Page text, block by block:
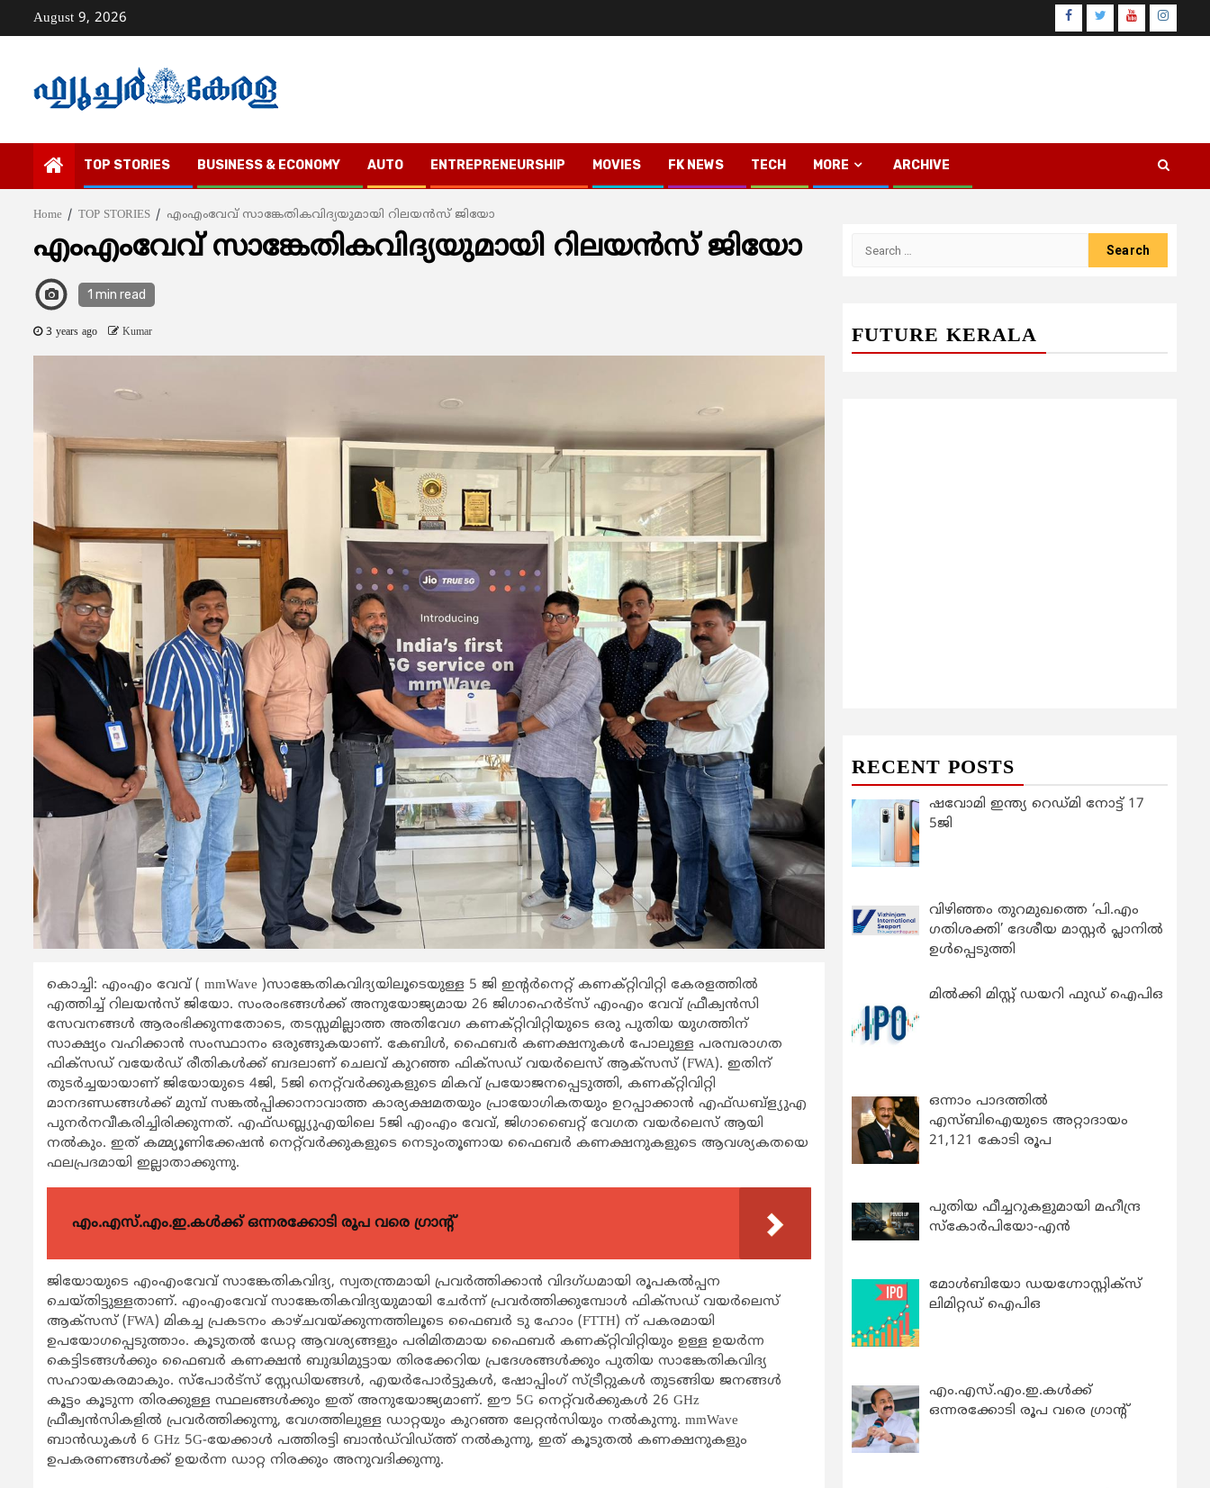
August 9, 2026 Facebook
TwitterYoutube
TOP STORIES BUSINESS & ECONOMY AUTO ENTREPRENEURSHIP MOVIES FK NEWS TECH MORE ARCHIVE
Home TOP STORIES എംഎംവേവ് സാങ്കേതികവിദ്യയുമായി റിലയൻസ് ജിയോ
എംഎംവേവ് സാങ്കേതികവിദ്യയുമായി റിലയൻസ് ജിയോ
1 min read
3 years ago Kumar
കൊച്ചി: എംഎം വേവ് ( mmWave )സാങ്കേതികവിദ്യയിലൂടെയുള്ള 5 ജി ഇന്റർനെറ്റ് കണക്റ്റിവിറ്റി കേരളത്തിൽ
എത്തിച്ച് റിലയൻസ് ജിയോ. സംരംഭങ്ങൾക്ക് അനുയോജ്യമായ 26 ജിഗാഹെർട്സ് എംഎം വേവ് ഫ്രീക്വൻസി
സേവനങ്ങൾ ആരംഭിക്കുന്നതോടെ, തടസ്സമില്ലാത്ത അതിവേഗ കണക്റ്റിവിറ്റിയുടെ ഒരു പുതിയ യുഗത്തിന്
സാക്ഷ്യം വഹിക്കാൻ സംസ്ഥാനം ഒരുങ്ങുകയാണ്. കേബിൾ, ഫൈബർ കണക്ഷനുകൾ പോലുള്ള പരമ്പരാഗത
ഫിക്സഡ് വയേർഡ് രീതികൾക്ക് ബദലാണ് ചെലവ് കുറഞ്ഞ ഫിക്സഡ് വയർലെസ് ആക്സസ് (FWA). ഇതിന്
തുടർച്ചയായാണ് ജിയോയുടെ 4ജി, 5ജി നെറ്റ്‌വർക്കുകളുടെ മികവ് പ്രയോജനപ്പെടുത്തി, കണക്റ്റിവിറ്റി
മാനദണ്ഡങ്ങൾക്ക് മുമ്പ് സങ്കൽപ്പിക്കാനാവാത്ത കാര്യക്ഷമതയും പ്രായോഗികതയും ഉറപ്പാക്കാൻ എഫ്‌ഡബ്ള്യുഎ
പുനർനവീകരിച്ചിരിക്കുന്നത്. എഫ്‌ഡബ്ല്യുഎയിലെ 5ജി എംഎം വേവ്, ജിഗാബൈറ്റ് വേഗത വയർലെസ് ആയി
നൽകും. ഇത് കമ്മ്യൂണിക്കേഷൻ നെറ്റ്‌വർക്കുകളുടെ നെടുംതൂണായ ഫൈബർ കണക്ഷനുകളുടെ ആവശ്യകതയെ
ഫലപ്രദമായി ഇല്ലാതാക്കുന്നു.
എം.എസ്.എം.ഇ.കൾക്ക് ഒന്നരക്കോടി രൂപ വരെ ഗ്രാന്റ്
ജിയോയുടെ എംഎംവേവ് സാങ്കേതികവിദ്യ, സ്വതന്ത്രമായി പ്രവർത്തിക്കാൻ വിദഗ്ധമായി രൂപകൽപ്പന
ചെയ്തിട്ടുള്ളതാണ്. എംഎംവേവ് സാങ്കേതികവിദ്യയുമായി ചേർന്ന് പ്രവർത്തിക്കുമ്പോൾ ഫിക്സഡ് വയർലെസ്
ആക്സസ് (FWA) മികച്ച പ്രകടനം കാഴ്ചവയ്ക്കുന്നത്തിലൂടെ ഫൈബർ ടു ഹോം (FTTH) ന് പകരമായി
ഉപയോഗപ്പെടുത്താം. കൂടുതൽ ഡേറ്റ ആവശ്യങ്ങളും പരിമിതമായ ഫൈബർ കണക്റ്റിവിറ്റിയും ഉള്ള ഉയർന്ന
കെട്ടിടങ്ങൾക്കും ഫൈബർ കണക്ഷൻ ബുദ്ധിമുട്ടായ തിരക്കേറിയ പ്രദേശങ്ങൾക്കും പുതിയ സാങ്കേതികവിദ്യ
സഹായകരമാകും. സ്‌പോർട്‌സ് സ്റ്റേഡിയങ്ങൾ, എയർപോർട്ടുകൾ, ഷോപ്പിംഗ് സ്ട്രീറ്റുകൾ തുടങ്ങിയ ജനങ്ങൾ
കൂട്ടം കൂടുന്ന തിരക്കുള്ള സ്ഥലങ്ങൾക്കും ഇത് അനുയോജ്യമാണ്. ഈ 5G നെറ്റ്‌വർക്കുകൾ 26 GHz
ഫ്രീക്വൻസികളിൽ പ്രവർത്തിക്കുന്നു, വേഗത്തിലുള്ള ഡാറ്റയും കുറഞ്ഞ ലേറ്റൻസിയും നൽകുന്നു. mmWave
ബാൻഡുകൾ 6 GHz 5G-യേക്കാൾ പത്തിരട്ടി ബാൻഡ്‌വിഡ്ത്ത് നൽകുന്നു, ഇത് കൂടുതൽ കണക്ഷനുകളും
ഉപകരണങ്ങൾക്ക് ഉയർന്ന ഡാറ്റ നിരക്കും അനുവദിക്കുന്നു.
FUTURE KERALA
RECENT POSTS
ഷവോമി ഇന്ത്യ റെഡ്മി നോട്ട് 17
5ജി
വിഴിഞ്ഞം തുറമുഖത്തെ ‘പി.എം
ഗതിശക്തി’ ദേശീയ മാസ്റ്റർ പ്ലാനിൽ
ഉൾപ്പെടുത്തി
മിൽക്കി മിസ്റ്റ് ഡയറി ഫുഡ് ഐപിഒ
ഒന്നാം പാദത്തിൽ
എസ്ബിഐയുടെ അറ്റാദായം
21,121 കോടി രൂപ
പുതിയ ഫീച്ചറുകളുമായി മഹീന്ദ്ര
സ്കോർപിയോ-എൻ
മോൾബിയോ ഡയഗ്നോസ്റ്റിക്സ്
ലിമിറ്റഡ് ഐപിഒ
എം.എസ്.എം.ഇ.കൾക്ക്
ഒന്നരക്കോടി രൂപ വരെ ഗ്രാന്റ്